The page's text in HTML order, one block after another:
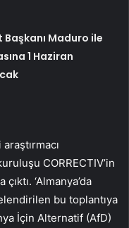
Maduro ile
1 Haziran
CORRECTIV’in
‘Almanya’da
bu toplantıya
İçin Alternatif (AfD)